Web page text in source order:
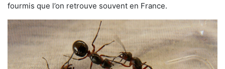
fourmis que l’on retrouve souvent en France.